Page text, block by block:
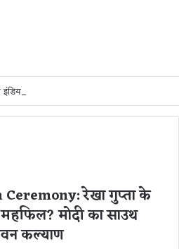
रेखा गुप्ता के
मोदी का साउथ
कल्याण